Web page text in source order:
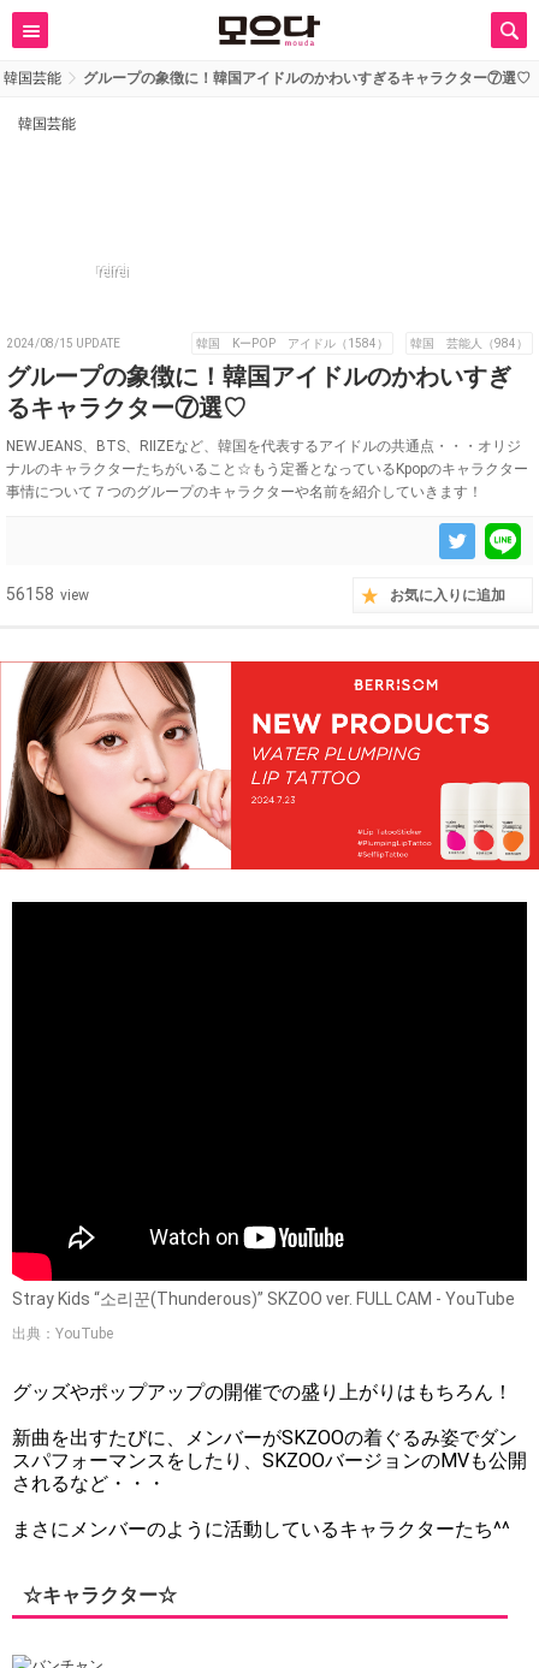
韓国芸能 グループの象徴に！韓国アイドルのかわいすぎるキャラクター⑦選♡
韓国芸能
reirei
2024/08/15 UPDATE 韓国 KーPOP アイドル（1584） 韓国 芸能人（984）
グループの象徴に！韓国アイドルのかわいすぎ
るキャラクター⑦選♡
NEWJEANS、BTS、RIIZEなど、韓国を代表するアイドルの共通点・・・オリジ
ナルのキャラクターたちがいること☆もう定番となっているKpopのキャラクター
事情について７つのグループのキャラクターや名前を紹介していきます！
56158 view お気に入りに追加
Stray Kids “소리꾼(Thunderous)” SKZOO ver. FULL CAM - YouTube
出典：YouTube
グッズやポップアップの開催での盛り上がりはもちろん！
新曲を出すたびに、メンバーがSKZOOの着ぐるみ姿でダン
スパフォーマンスをしたり、SKZOOバージョンのMVも公開
されるなど・・・
まさにメンバーのように活動しているキャラクターたち^^
☆キャラクター☆